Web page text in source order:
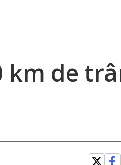
km de